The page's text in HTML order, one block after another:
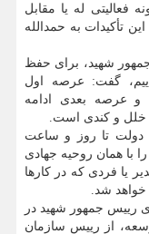
فعالیتی له یا مقابل
تأکیدات به حمدالله
جمهور شهید، برای حفظ
گفت: عرصه اول
و عرصه بعدی ادامه
خلل و کندی است.
تا روز و ساعت
با همان روحیه جهادی
یا فردی که در کارها
شد.
رییس جمهور شهید در
از رییس سازمان